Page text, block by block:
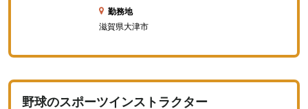
勤務地
滋賀県大津市
野球のスポーツインストラクター